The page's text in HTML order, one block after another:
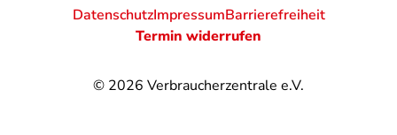
© 2026 Verbraucherzentrale e.V.
DatenschutzImpressumBarrierefreiheit
Termin widerrufen